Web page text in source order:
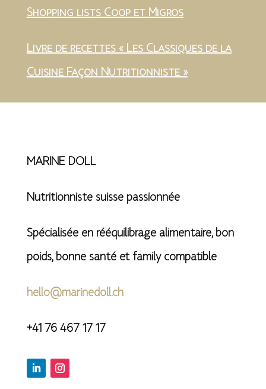
Shopping lists Coop et Migros
Livre de recettes « Les Classiques de la
Cuisine Façon Nutritionniste »
MARINE DOLL
Nutritionniste suisse passionnée
Spécialisée en rééquilibrage alimentaire, bon
poids, bonne santé et family compatible
hello@marinedoll.ch
+41 76 467 17 17